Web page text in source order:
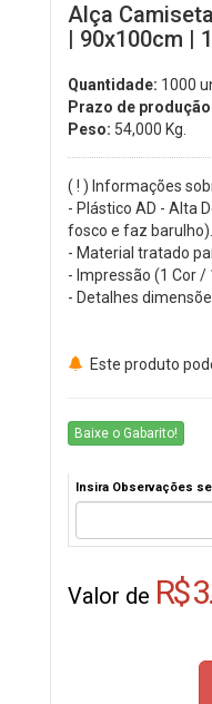
Alça
| 90x100cm |
Quantidade: 1000
Prazo de
Peso: 54,000 Kg.
( ! ) Informações
- Plástico AD - Alta
fosco e faz barulho).
- Material tratado
- Impressão (1 Cor /
- Detalhes
Este produto
Baixe o Gabarito!
Insira Observações
Valor de R$